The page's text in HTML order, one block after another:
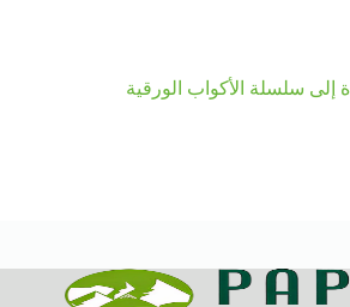
إلى سلسلة الأكواب الورقية